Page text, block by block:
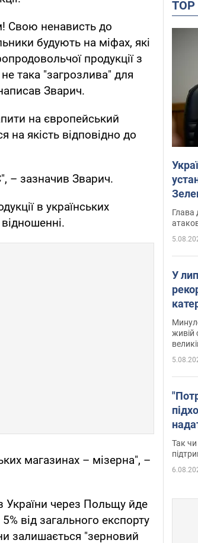
Свою ненависть до
будують на міфах, які
продукції з
така "загрозлива" для
Зварич.
на європейський
на якість відповідно до
– зазначив Зварич.
в українських
магазинах – мізерна", –
України через Польщу йде
від загального експорту
залишається "зерновий
Глава
У
живій
Так чи